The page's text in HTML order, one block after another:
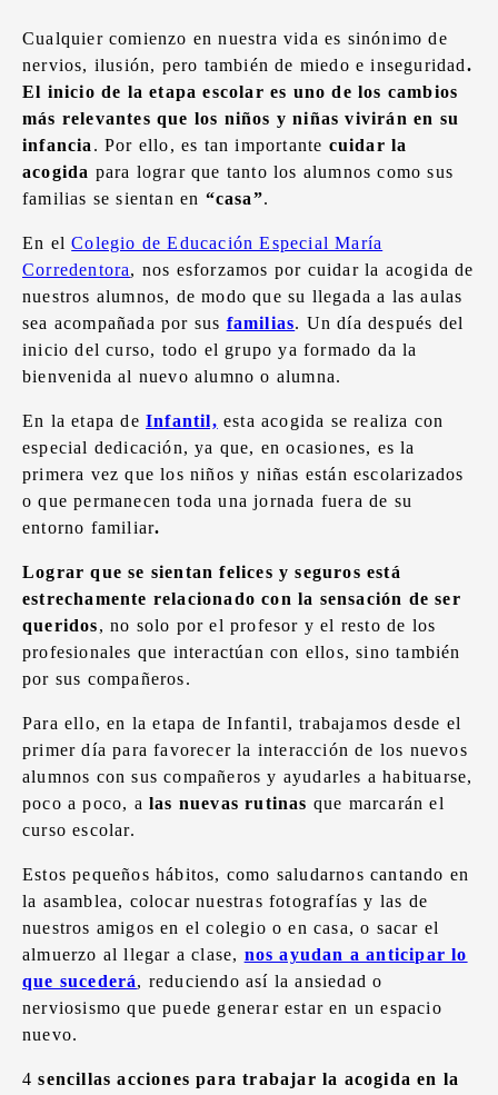
Cualquier comienzo en nuestra vida es sinónimo de
nervios, ilusión, pero también de miedo e inseguridad.
El inicio de la etapa escolar es uno de los cambios
más relevantes que los niños y niñas vivirán en su
infancia . Por ello, es tan importante cuidar la
acogida para lograr que tanto los alumnos como sus
familias se sientan en “casa”.
En elColegio de Educación Especial María
Corredentora, nos esforzamos por cuidar la acogida de
nuestros alumnos, de modo que su llegada a las aulas
sea acompañada por sus familias. Un día después del
inicio del curso, todo el grupo ya formado da la
bienvenida al nuevo alumno o alumna.
En la etapa de Infantil, esta acogida se realiza con
especial dedicación, ya que, en ocasiones, es la
primera vez que los niños y niñas están escolarizados
o que permanecen toda una jornada fuera de su
entorno familiar.
Lograr que se sientan felices y seguros está
estrechamente relacionado con la sensación de ser
queridos, no solo por el profesor y el resto de los
profesionales que interactúan con ellos, sino también
por sus compañeros.
Para ello, en la etapa de Infantil, trabajamos desde el
primer día para favorecer la interacción de los nuevos
alumnos con sus compañeros y ayudarles a habituarse,
poco a poco, a las nuevas rutinas que marcarán el
curso escolar.
Estos pequeños hábitos, como saludarnos cantando en
la asamblea, colocar nuestras fotografías y las de
nuestros amigos en el colegio o en casa, o sacar el
almuerzo al llegar a clase, nos ayudan a anticipar lo
que sucederá, reduciendo así la ansiedad o
nerviosismo que puede generar estar en un espacio
nuevo.
4 sencillas acciones para trabajar la acogida en la